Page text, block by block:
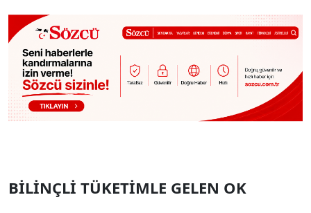
BİLİNÇLİ TÜKETİMLE GELEN OK